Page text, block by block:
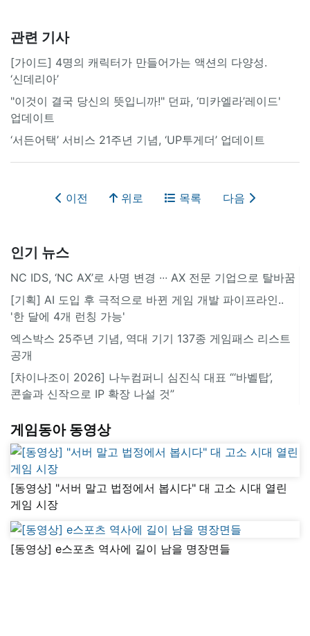
관련 기사
[가이드] 4명의 캐릭터가 만들어가는 액션의 다양성.
‘신데리아’
"이것이 결국 당신의 뜻입니까!" 던파, ‘미카엘라’레이드'
업데이트
‘서든어택’ 서비스 21주년 기념, ‘UP투게더’ 업데이트
이전 위로 목록 다음
인기 뉴스
NC IDS, ‘NC AX’로 사명 변경 ∙∙∙ AX 전문 기업으로 탈바꿈
[기획] AI 도입 후 극적으로 바뀐 게임 개발 파이프라인..
'한 달에 4개 런칭 가능'
엑스박스 25주년 기념, 역대 기기 137종 게임패스 리스트
공개
[차이나조이 2026] 나누컴퍼니 심진식 대표 “‘바벨탑’,
콘솔과 신작으로 IP 확장 나설 것”
게임동아 동영상
[동영상] "서버 말고 법정에서 봅시다" 대 고소 시대 열린
게임 시장
[동영상] e스포츠 역사에 길이 남을 명장면들